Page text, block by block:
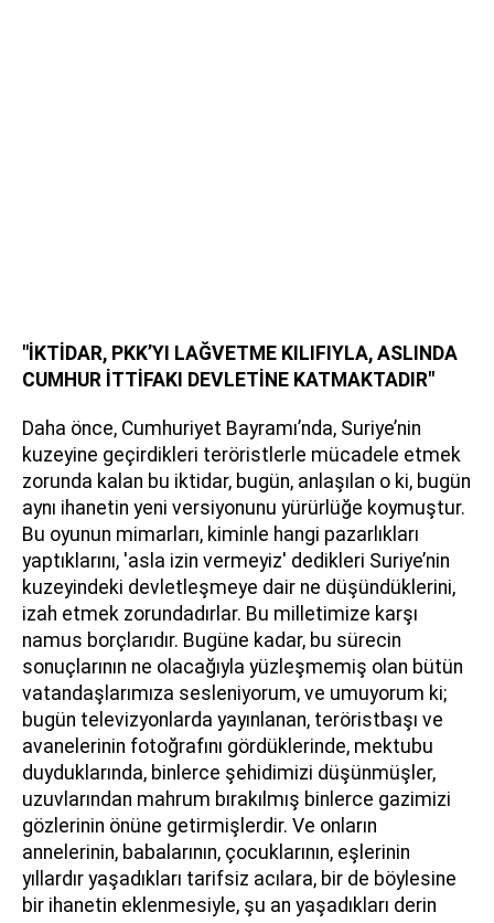
"İKTİDAR, PKK’YI LAĞVETME KILIFIYLA, ASLINDA
CUMHUR İTTİFAKI DEVLETİNE KATMAKTADIR"
Daha önce, Cumhuriyet Bayramı’nda, Suriye’nin
kuzeyine geçirdikleri teröristlerle mücadele etmek
zorunda kalan bu iktidar, bugün, anlaşılan o ki, bugün
aynı ihanetin yeni versiyonunu yürürlüğe koymuştur.
Bu oyunun mimarları, kiminle hangi pazarlıkları
yaptıklarını, 'asla izin vermeyiz' dedikleri Suriye’nin
kuzeyindeki devletleşmeye dair ne düşündüklerini,
izah etmek zorundadırlar. Bu milletimize karşı
namus borçlarıdır. Bugüne kadar, bu sürecin
sonuçlarının ne olacağıyla yüzleşmemiş olan bütün
vatandaşlarımıza sesleniyorum, ve umuyorum ki;
bugün televizyonlarda yayınlanan, teröristbaşı ve
avanelerinin fotoğrafını gördüklerinde, mektubu
duyduklarında, binlerce şehidimizi düşünmüşler,
uzuvlarından mahrum bırakılmış binlerce gazimizi
gözlerinin önüne getirmişlerdir. Ve onların
annelerinin, babalarının, çocuklarının, eşlerinin
yıllardır yaşadıkları tarifsiz acılara, bir de böylesine
bir ihanetin eklenmesiyle, şu an yaşadıkları derin